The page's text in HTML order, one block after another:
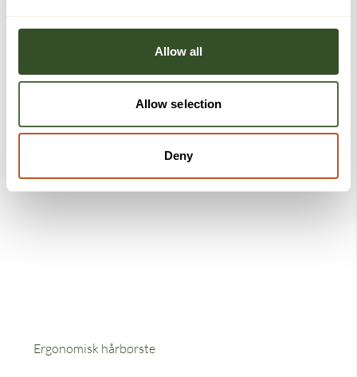
Allow all
Allow selection
Deny
Ergonomisk hårbørste